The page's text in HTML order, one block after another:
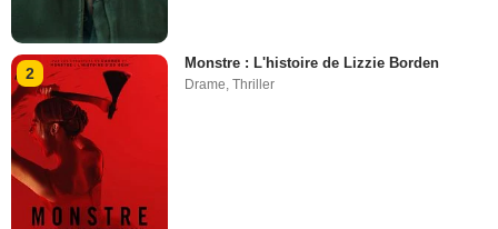
2
Monstre : L'histoire de Lizzie Borden
Drame,Thriller